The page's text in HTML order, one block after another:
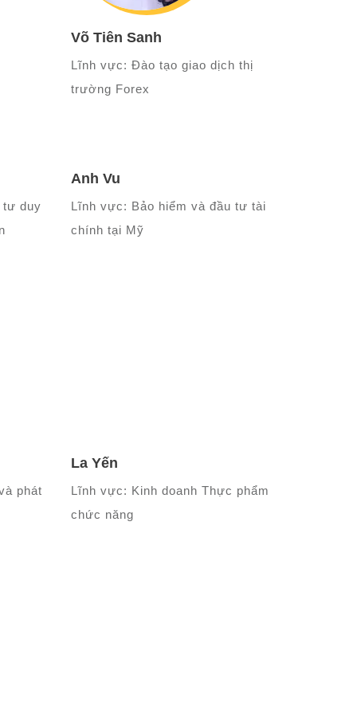
Võ Tiên Sanh
Lĩnh vực: Đào tạo giao dịch thị
trường Forex
tư duy
Anh Vu
Lĩnh vực: Bảo hiểm và đầu tư tài
chính tại Mỹ
phát
La Yến
Lĩnh vực: Kinh doanh Thực phẩm
chức năng